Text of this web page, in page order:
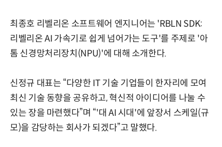
최종호 리벨리온 소프트웨어 엔지니어는 'RBLN SDK:
리벨리온 AI 가속기로 쉽게 넘어가는 도구'를 주제로 '아
톰 신경망처리장치(NPU)'에 대해 소개한다.
신정규 대표는 “다양한 IT 기술 기업들이 한자리에 모여
최신 기술 동향을 공유하고, 혁신적 아이디어를 나눌 수
있는 장을 마련했다”며 “'대 AI 시대'에 앞장서 스케일(규
모)을 감당하는 회사가 되겠다”고 말했다.